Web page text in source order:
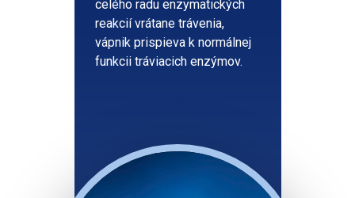
celého radu enzymatických
reakcií vrátane trávenia,
vápnik prispieva k normálnej
funkcii tráviacich enzýmov.